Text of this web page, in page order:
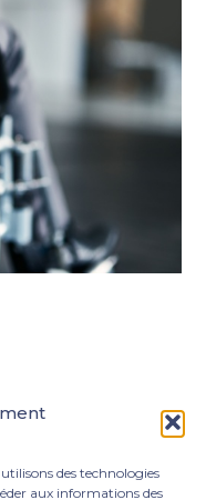
des technologies
aux informations des